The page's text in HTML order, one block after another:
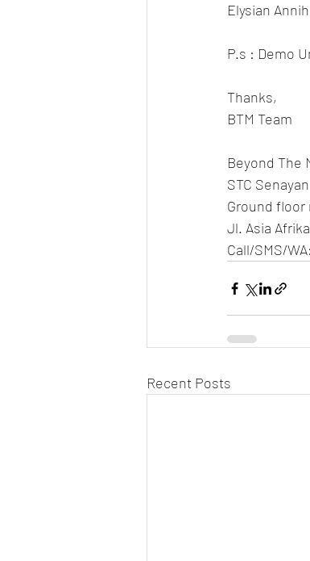
Elysian
P.s : Demo
Thanks,
BTM Team
Beyond The
STC Senayan
Ground floor
Jl. Asia
Call/SMS/
Recent Posts